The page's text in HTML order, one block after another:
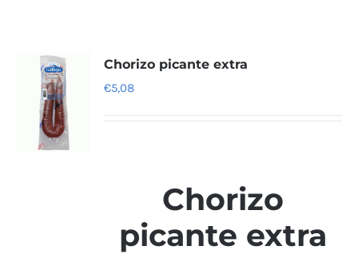
Chorizo picante extra
€5,08
Chorizo
picante extra